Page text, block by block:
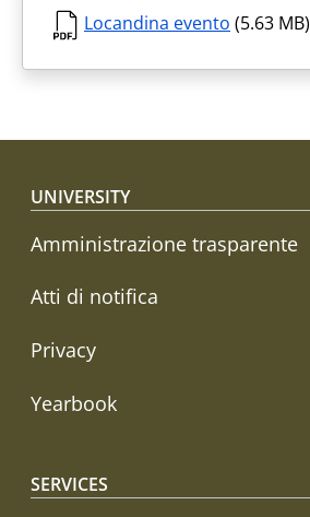
Locandina evento (5.63 MB)
Footer menu
UNIVERSITY
Amministrazione trasparente
Atti di notifica
Privacy
Yearbook
SERVICES